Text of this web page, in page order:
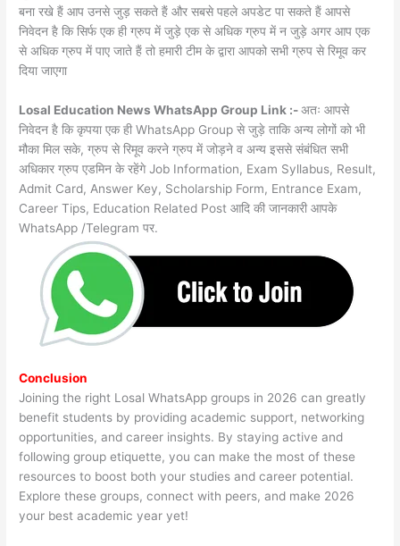
बना रखे हैं आप उनसे जुड़ सकते हैं और सबसे पहले अपडेट पा सकते हैं आपसे
निवेदन है कि सिर्फ एक ही ग्रुप में जुड़े एक से अधिक ग्रुप में न जुड़े अगर आप एक
से अधिक ग्रुप में पाए जाते हैं तो हमारी टीम के द्वारा आपको सभी ग्रुप से रिमूव कर
दिया जाएगा
Losal Education News WhatsApp Group Link :-अतः आपसे
निवेदन है कि कृपया एक ही WhatsApp Group से जुड़े ताकि अन्य लोगों को भी
मौका मिल सके, ग्रुप से रिमूव करने ग्रुप में जोड़ने व अन्य इससे संबंधित सभी
अधिकार ग्रुप एडमिन के रहेंगे Job Information, Exam Syllabus, Result,
Admit Card, Answer Key, Scholarship Form, Entrance Exam,
Career Tips, Education Related Post आदि की जानकारी आपके
WhatsApp /Telegram पर.
Conclusion
Joining the right Losal WhatsApp groups in 2026 can greatly
benefit students by providing academic support, networking
opportunities, and career insights. By staying active and
following group etiquette, you can make the most of these
resources to boost both your studies and career potential.
Explore these groups, connect with peers, and make 2026
your best academic year yet!